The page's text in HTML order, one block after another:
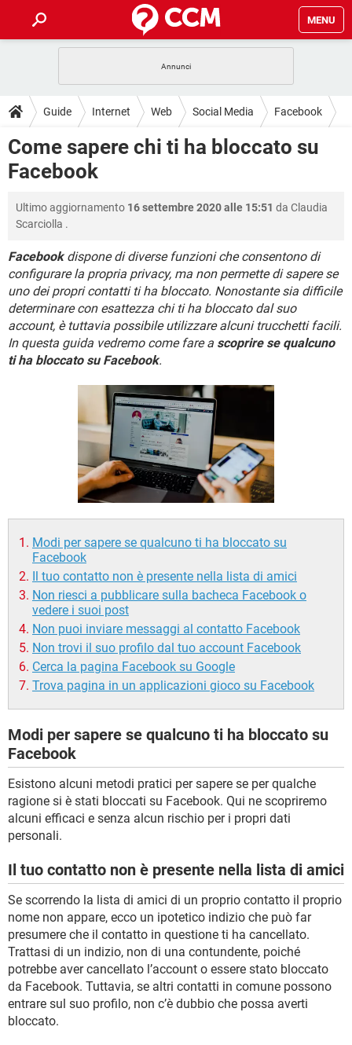
MENU
INTRATTENIMENTO ANDROID
iOS WINDOWS 10
INSTAGRAM
HARDWARE
GUIDE
COVID-19
INTRATTENIMENTO ANDROID
INSTAGRAM WHATSAPP
HARDWARE
DOWNLOAD
COVID-19
iOS
INSTAGRAM WHATSAPP
TIKTOK FACEBOOK
HARDWARE
FORUM
COVID-19 GAMING
iOS WINDOWS 10
INSTAGRAM WHATSAPP
TIKTOK FACEBOOK
HARDWARE
GLOSSARIO
COVID-19 GAMING
INTRATTENIMENTO ANDROID
iOS WINDOWS 10
INSTAGRAM WHATSAPP
TIKTOK
Guide Internet Web Social Media Facebook
Come sapere chi ti ha bloccato su
Facebook
Ultimo aggiornamento 16 settembre 2020 alle 15:51 da Claudia
Scarciolla .
Facebookdispone di diverse funzioni che consentono di
configurare la propria privacy, ma non permette di sapere se
uno dei propri contatti ti ha bloccato. Nonostante sia difficile
determinare con esattezza chi ti ha bloccato dal suo
account, è tuttavia possibile utilizzare alcuni trucchetti facili.
In questa guida vedremo come fare a scoprire se qualcuno
ti ha bloccato su Facebook.
Modi per sapere se qualcuno ti ha bloccato su
Facebook
Il tuo contatto non è presente nella lista di amici
Non riesci a pubblicare sulla bacheca Facebook o
vedere i suoi post
Non puoi inviare messaggi al contatto Facebook
Non trovi il suo profilo dal tuo account Facebook
Cerca la pagina Facebook su Google
Trova pagina in un applicazioni gioco su Facebook
Modi per sapere se qualcuno ti ha bloccato su
Facebook
Esistono alcuni metodi pratici per sapere se per qualche
ragione si è stati bloccati su Facebook. Qui ne scopriremo
alcuni efficaci e senza alcun rischio per i propri dati
personali.
Il tuo contatto non è presente nella lista di amici
Se scorrendo la lista di amici di un proprio contatto il proprio
nome non appare, ecco un ipotetico indizio che può far
presumere che il contatto in questione ti ha cancellato.
Trattasi di un indizio, non di una contundente, poiché
potrebbe aver cancellato l’account o essere stato bloccato
da Facebook. Tuttavia, se altri contatti in comune possono
entrare sul suo profilo, non c’è dubbio che possa averti
bloccato.